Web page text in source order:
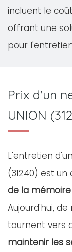
incluent le
offrant une
pour
Prix d'un
UNION
L'entretien
(31240) est
de la
Aujourd'hui,
tournent vers
maintenir les